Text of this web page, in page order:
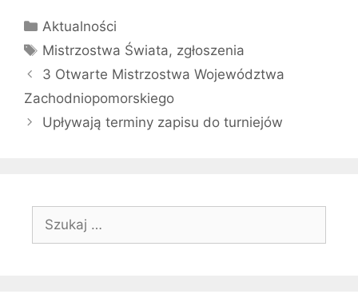
Kategorie
Aktualności
Tagi
Mistrzostwa Świata, zgłoszenia
3 Otwarte Mistrzostwa Województwa
Zachodniopomorskiego
Upływają terminy zapisu do turniejów
Szukaj: